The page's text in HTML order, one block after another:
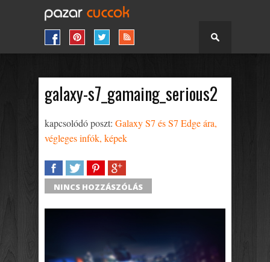
galaxy-s7_gamaing_serious2
kapcsolódó poszt: Galaxy S7 és S7 Edge ára,
végleges infók, képek
SHARETWEETSHARESHARE
NINCS HOZZÁSZÓLÁS